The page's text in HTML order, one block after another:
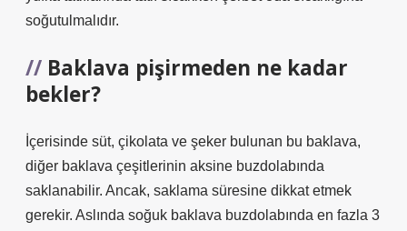
soğutulmalıdır.
Baklava pişirmeden ne kadar
bekler?
İçerisinde süt, çikolata ve şeker bulunan bu baklava,
diğer baklava çeşitlerinin aksine buzdolabında
saklanabilir. Ancak, saklama süresine dikkat etmek
gerekir. Aslında soğuk baklava buzdolabında en fazla 3